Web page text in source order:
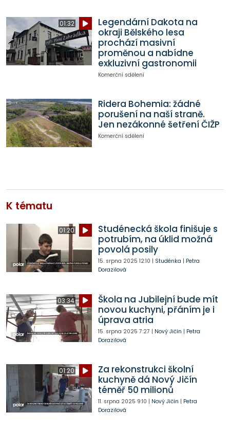
01:32
Legendární Dakota na
okraji Bělského lesa
prochází masivní
proměnou a nabídne
exkluzivní gastronomii
Komerční sdělení
Ridera Bohemia: žádné
porušení na naší straně.
Jen nezákonné šetření ČIŽP
Komerční sdělení
K tématu
01:20
Studénecká škola finišuje s
potrubím, na úklid možná
povolá posily
15. srpna 2025 12:10 | Studénka | Petra
Dorazilová
03:34
Škola na Jubilejní bude mít
novou kuchyni, přáním je i
úprava atria
15. srpna 2025 7:27 | Nový Jičín | Petra
Dorazilová
01:20
Za rekonstrukci školní
kuchyně dá Nový Jičín
téměř 50 milionů
11. srpna 2025 9:10 | Nový Jičín | Petra
Dorazilová